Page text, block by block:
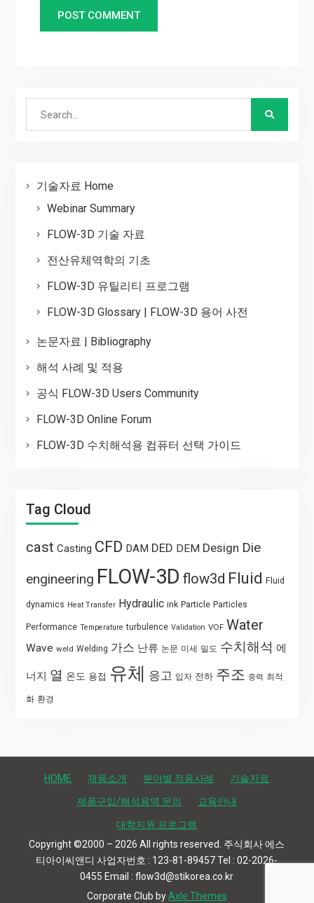
기술자료 Home
Webinar Summary
FLOW-3D 기술 자료
전산유체역학의 기초
FLOW-3D 유틸리티 프로그램
FLOW-3D Glossary | FLOW-3D 용어 사전
논문자료 | Bibliography
해석 사례 및 적용
공식 FLOW-3D Users Community
FLOW-3D Online Forum
FLOW-3D 수치해석용 컴퓨터 선택 가이드
Tag Cloud
cast Casting CFD DAM DED DEM Design Die
engineering FLOW-3D flow3d Fluid Fluid
dynamics Heat Transfer Hydraulic ink Particle Particles
Performance Temperature turbulence Validation VOF Water
Wave weld Welding 가스 난류 논문 미세 밀도 수치해석 에
너지 열 온도 용접 유체 응고 입자 전하 주조 중력 최적
화 환경
HOME 제품소개 분야별 적용사례 기술자료
제품구입/해석용역 문의 교육안내
대학지원 프로그램
Copyright ©2000 – 2026 All rights reserved. 주식회사 에스
티아이씨앤디 사업자번호 : 123-81-89457 Tel : 02-2026-
0455 Email : flow3d@stikorea.co.kr
Corporate Club byAxle Themes